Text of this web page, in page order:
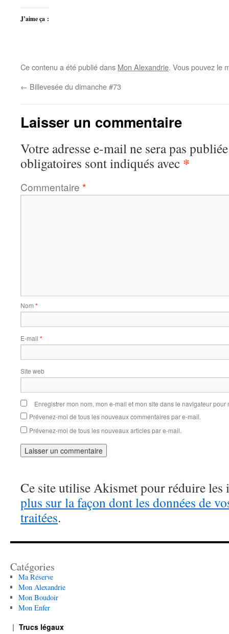
J’aime ça :
Ce contenu a été publié dans Mon Alexandrie. Vous pouvez le
← Billevesée du dimanche #73
Laisser un commentaire
Votre adresse e-mail ne sera pas
obligatoires sont indiqués avec *
Commentaire *
Nom *
E-mail *
Site web
Enregistrer mon nom, mon e-mail et mon site dans le navigateur
Prévenez-moi de tous les nouveaux commentaires par e-mail.
Prévenez-moi de tous les nouveaux articles par e-mail.
Ce site utilise Akismet pour réduire les
plus sur la façon dont les données de
traitées.
Catégories
Ma Réserve
Mon Alexandrie
Mon Boudoir
Mon Enfer
Trucs légaux